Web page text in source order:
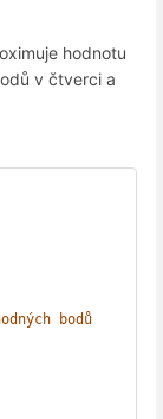
hodnotu
v čtverci a
bodů